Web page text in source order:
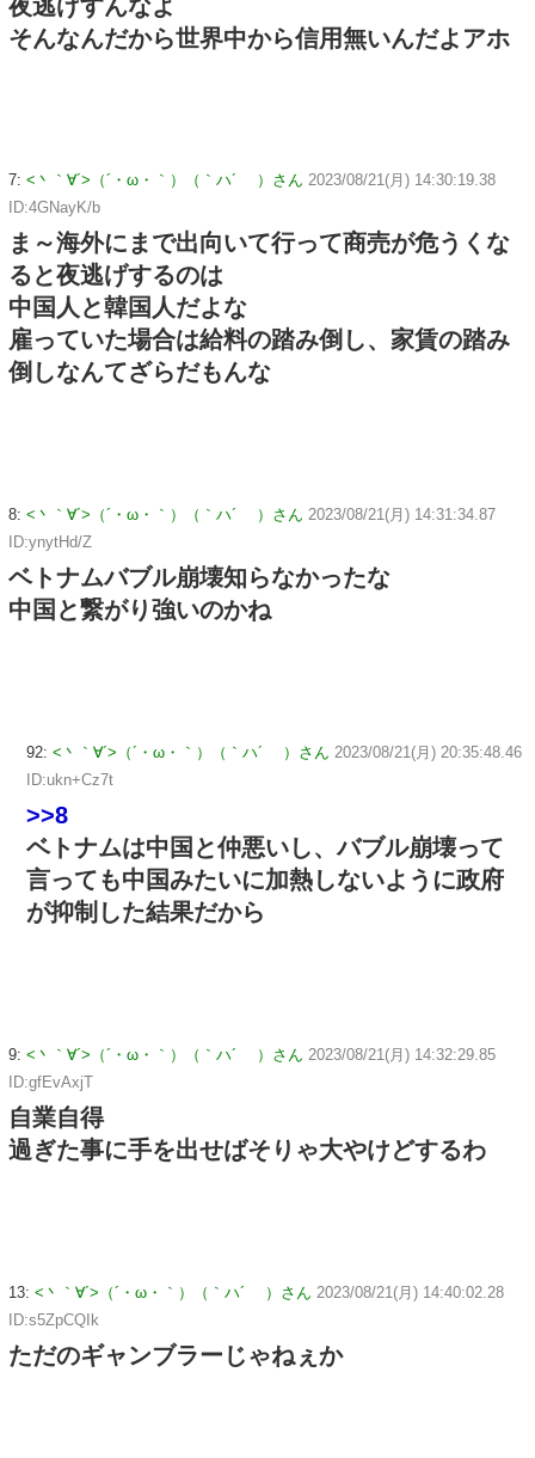
夜逃げすんなよ
そんなんだから世界中から信用無いんだよアホ
7: <丶｀∀´>（´・ω・｀）（｀ハ´ ）さん 2023/08/21(月) 14:30:19.38
ID:4GNayK/b
ま～海外にまで出向いて行って商売が危うくな
ると夜逃げするのは
中国人と韓国人だよな
雇っていた場合は給料の踏み倒し、家賃の踏み
倒しなんてざらだもんな
8: <丶｀∀´>（´・ω・｀）（｀ハ´ ）さん 2023/08/21(月) 14:31:34.87
ID:ynytHd/Z
ベトナムバブル崩壊知らなかったな
中国と繋がり強いのかね
92: <丶｀∀´>（´・ω・｀）（｀ハ´ ）さん 2023/08/21(月) 20:35:48.46
ID:ukn+Cz7t
>>8
ベトナムは中国と仲悪いし、バブル崩壊って
言っても中国みたいに加熱しないように政府
が抑制した結果だから
9: <丶｀∀´>（´・ω・｀）（｀ハ´ ）さん 2023/08/21(月) 14:32:29.85
ID:gfEvAxjT
自業自得
過ぎた事に手を出せばそりゃ大やけどするわ
13: <丶｀∀´>（´・ω・｀）（｀ハ´ ）さん 2023/08/21(月) 14:40:02.28
ID:s5ZpCQIk
ただのギャンブラーじゃねぇか